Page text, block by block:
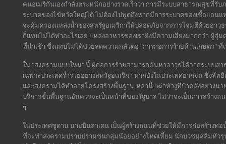
คนอเมริกันเองกำลังตระหนักอย่างรวดเร็วว่า การมีระบบสาธารณสุขที่รั
ระบาดของไข้หวัดใหญ่ได้ ไม่ต้องไปพูดถึงหากมีการระบาดของเชื้อแอ
จะคุ้มครองแหล่งน้ำของสหรัฐอเมริกาให้ปลอดภัยจากการโจมตีด้วยอา
ก็แทบไม่ได้ทำอะไรเลย แหล่งอาหารของเรายิ่งมีความเสี่ยงมากกว่า ผู้
ที่นำเข้า ซึ่งแทบไม่ได้ช่วยลดความกลัวต่อ "การก่อการร้ายด้านเกษตร" ที่
ใน "สงครามแบบใหม่" นี้ ผู้ก่อการร้ายสามารถค้นหาอาวุธได้จากระบบส
เฉพาะประเทศร่ำรวยอย่างสหรัฐอเมริกา หากยังในประเทศยากจน ซึ่งลั
และสงครามได้ทำลายโครงสร้างพื้นฐานเหล่านี้ เฒ่าหัวงูที่บ้าคลั่งอย่างน
บริการขั้นพื้นฐานอันควรจะเป็นหน้าที่ของรัฐบาล ไม่ว่าจะเป็นการสร้าง
ๆ
ในประเทศซูดาน นายบินลาเดน เป็นผู้สร้างถนนที่ช่วยให้มีการก่อสร้างท่
ที่จะทำสงครามปราบปรามชนกลุ่มน้อยอย่างโหดเหี้ยม นักบวชมุสลิมหัว